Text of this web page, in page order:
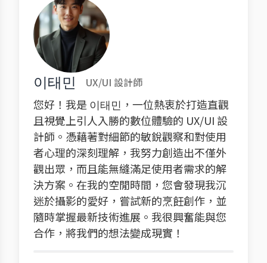
이태민 UX/UI 設計師
您好！我是 이태민，一位熱衷於打造直觀
且視覺上引人入勝的數位體驗的 UX/UI 設
計師。憑藉著對細節的敏銳觀察和對使用
者心理的深刻理解，我努力創造出不僅外
觀出眾，而且能無縫滿足使用者需求的解
決方案。在我的空閒時間，您會發現我沉
迷於攝影的愛好，嘗試新的烹飪創作，並
隨時掌握最新技術進展。我很興奮能與您
合作，將我們的想法變成現實！